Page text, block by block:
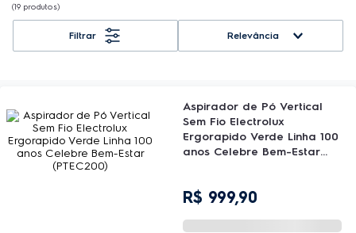
19 produtos
Relevância
Aspirador de Pó Vertical
Sem Fio Electrolux
Ergorapido Verde Linha 100
anos Celebre Bem-Estar
R$ 999,90